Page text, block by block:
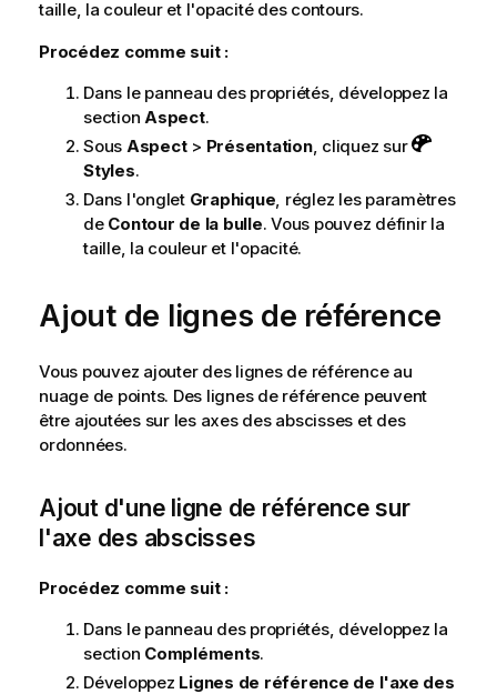
taille, la couleur et l'opacité des contours.
Procédez comme suit :
Dans le panneau des propriétés, développez la
section Aspect.
Sous Aspect> Présentation, cliquez sur
Styles.
Dans l'onglet Graphique , réglez les paramètres
de Contour de la bulle. Vous pouvez définir la
taille, la couleur et l'opacité.
Ajout de lignes de référence
Vous pouvez ajouter des lignes de référence au
nuage de points. Des lignes de référence peuvent
être ajoutées sur les axes des abscisses et des
ordonnées.
Ajout d'une ligne de référence sur
l'axe des abscisses
Procédez comme suit :
Dans le panneau des propriétés, développez la
section Compléments.
Développez Lignes de référence de l'axe des